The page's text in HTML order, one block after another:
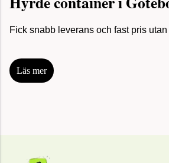
Fick snabb leverans och fast pris
Läs mer